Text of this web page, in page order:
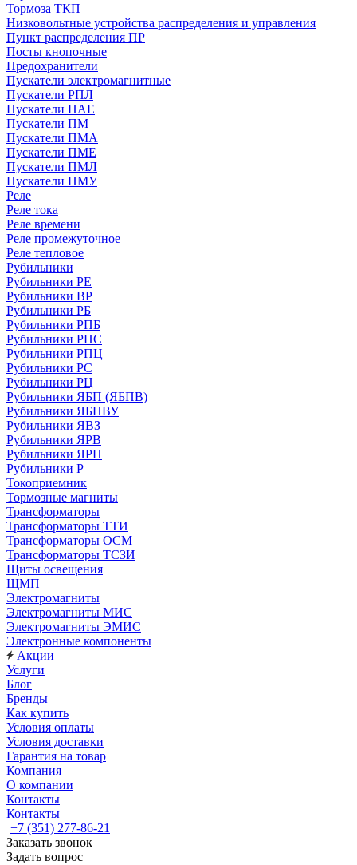
Тормоза ТКП
Низковольтные устройства распределения и управления
Пункт распределения ПР
Посты кнопочные
Предохранители
Пускатели электромагнитные
Пускатели РПЛ
Пускатели ПАЕ
Пускатели ПМ
Пускатели ПМА
Пускатели ПМЕ
Пускатели ПМЛ
Пускатели ПМУ
Реле
Реле тока
Реле времени
Реле промежуточное
Реле тепловое
Рубильники
Рубильники РЕ
Рубильники ВР
Рубильники РБ
Рубильники РПБ
Рубильники РПС
Рубильники РПЦ
Рубильники РС
Рубильники РЦ
Рубильники ЯБП (ЯБПВ)
Рубильники ЯБПВУ
Рубильники ЯВЗ
Рубильники ЯРВ
Рубильники ЯРП
Рубильники Р
Токоприемник
Тормозные магниты
Трансформаторы
Трансформаторы ТТИ
Трансформаторы ОСМ
Трансформаторы ТСЗИ
Щиты освещения
ЩМП
Электромагниты
Электромагниты МИС
Электромагниты ЭМИС
Электронные компоненты
Акции
Услуги
Блог
Бренды
Как купить
Условия оплаты
Условия доставки
Гарантия на товар
Компания
О компании
Контакты
Контакты
+7 (351) 277-86-21
Заказать звонок
Задать вопрос